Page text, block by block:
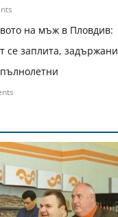
на мъж в Пловдив:
се заплита, задържани